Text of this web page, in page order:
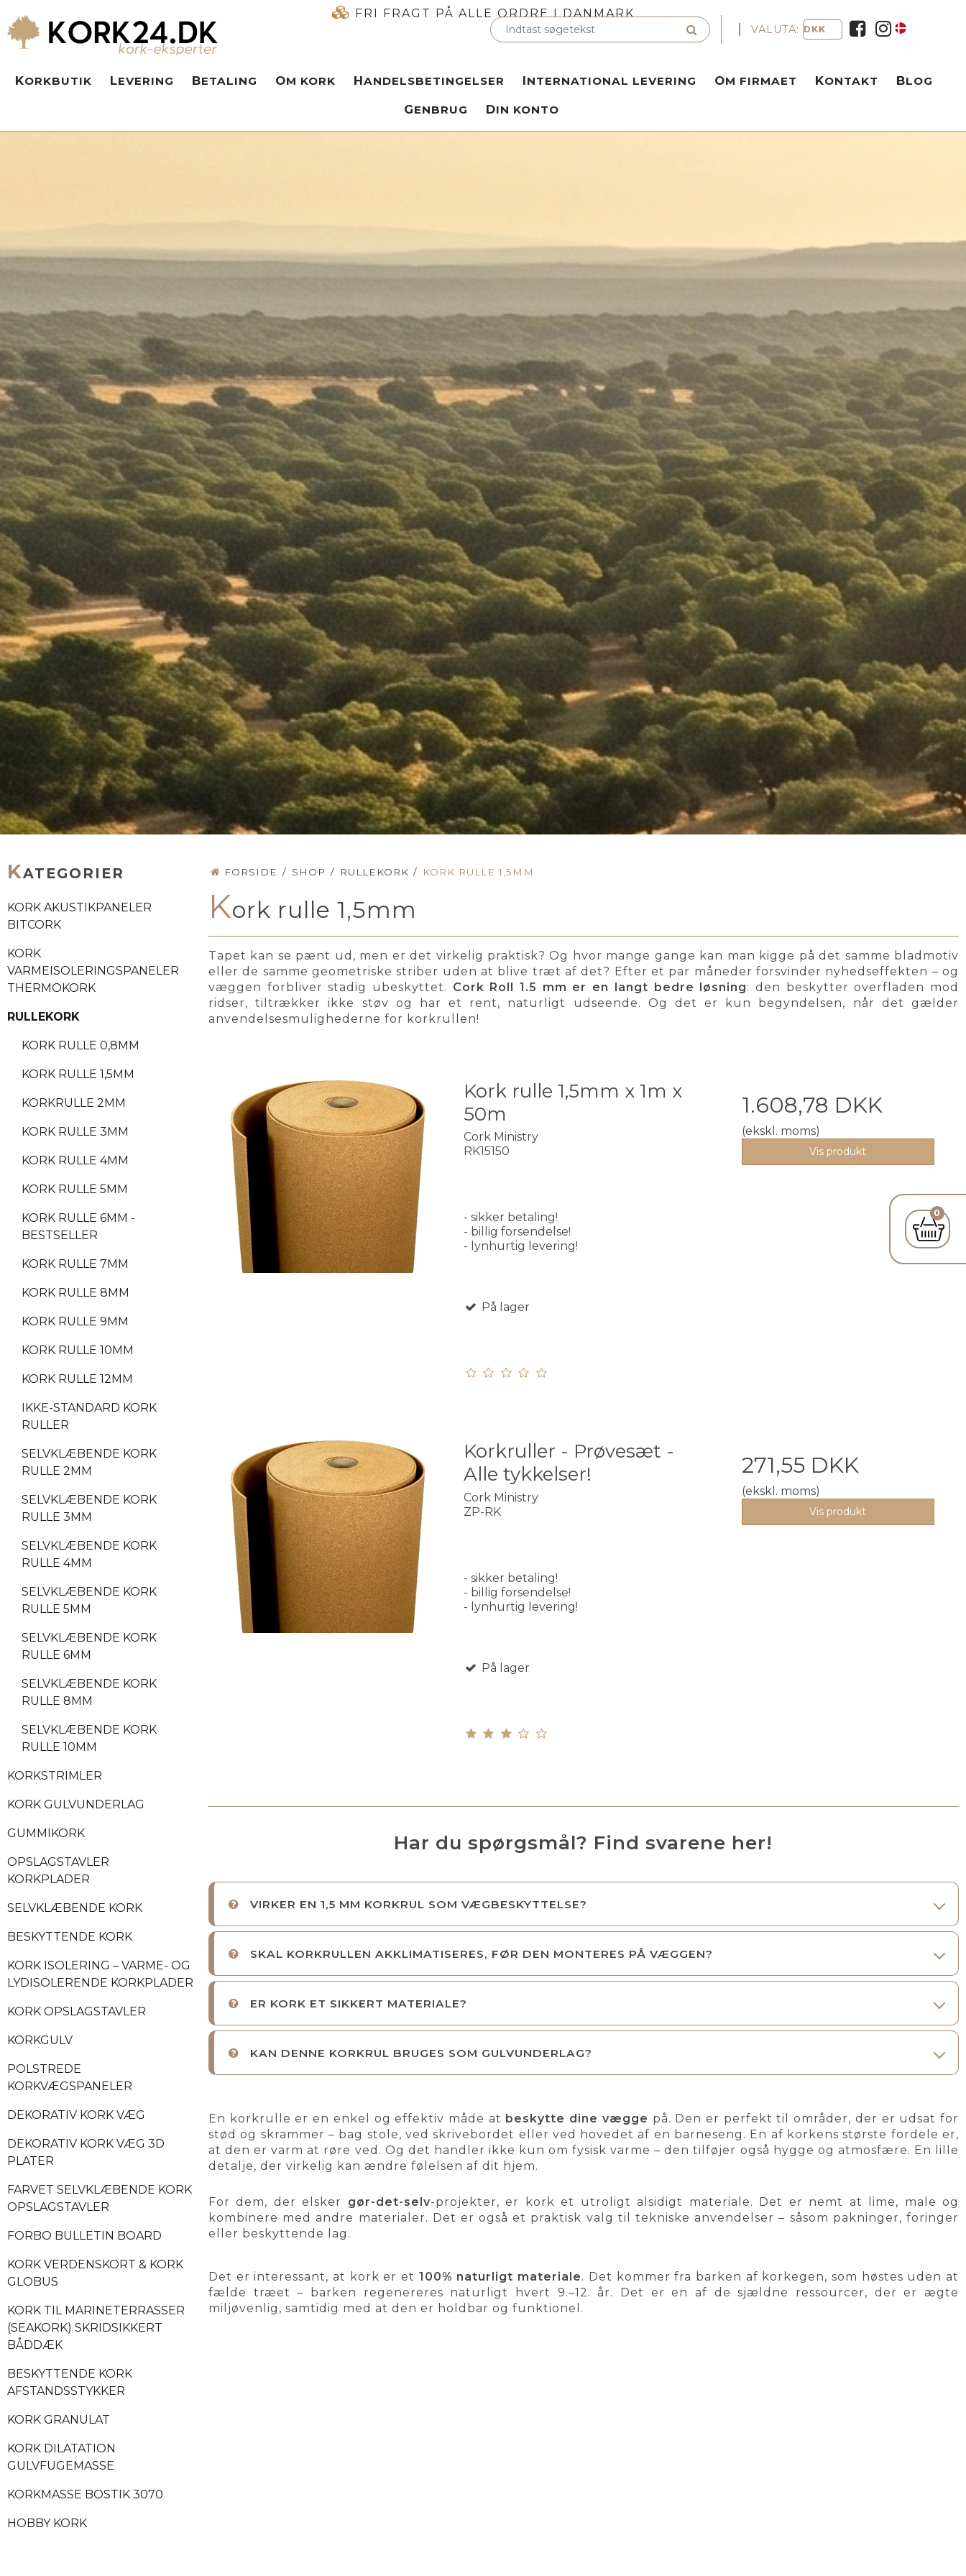
FRI FRAGT PÅ ALLE ORDRE I DANMARK
0
VALUTA:
KORKBUTIK LEVERING BETALING OM KORK HANDELSBETINGELSER INTERNATIONAL LEVERING OM FIRMAET KONTAKT BLOG
GENBRUG DIN KONTO
KATEGORIER
KORK AKUSTIKPANELER
BITCORK
KORK
VARMEISOLERINGSPANELER
THERMOKORK
RULLEKORK
KORK RULLE 0,8MM
KORK RULLE 1,5MM
KORKRULLE 2MM
KORK RULLE 3MM
KORK RULLE 4MM
KORK RULLE 5MM
KORK RULLE 6MM -
BESTSELLER
KORK RULLE 7MM
KORK RULLE 8MM
KORK RULLE 9MM
KORK RULLE 10MM
KORK RULLE 12MM
IKKE-STANDARD KORK
RULLER
SELVKLÆBENDE KORK
RULLE 2MM
SELVKLÆBENDE KORK
RULLE 3MM
SELVKLÆBENDE KORK
RULLE 4MM
SELVKLÆBENDE KORK
RULLE 5MM
SELVKLÆBENDE KORK
RULLE 6MM
SELVKLÆBENDE KORK
RULLE 8MM
SELVKLÆBENDE KORK
RULLE 10MM
KORKSTRIMLER
KORK GULVUNDERLAG
GUMMIKORK
OPSLAGSTAVLER
KORKPLADER
SELVKLÆBENDE KORK
BESKYTTENDE KORK
KORK ISOLERING – VARME- OG
LYDISOLERENDE KORKPLADER
KORK OPSLAGSTAVLER
KORKGULV
POLSTREDE
KORKVÆGSPANELER
DEKORATIV KORK VÆG
DEKORATIV KORK VÆG 3D
PLATER
FARVET SELVKLÆBENDE KORK
OPSLAGSTAVLER
FORBO BULLETIN BOARD
KORK VERDENSKORT & KORK
GLOBUS
KORK TIL MARINETERRASSER
(SEAKORK) SKRIDSIKKERT
BÅDDÆK
BESKYTTENDE KORK
AFSTANDSSTYKKER
KORK GRANULAT
KORK DILATATION
GULVFUGEMASSE
KORKMASSE BOSTIK 3070
HOBBY KORK
FORSIDE / SHOP / RULLEKORK / KORK RULLE 1,5MM
Kork rulle 1,5mm
Tapet kan se pænt ud, men er det virkelig praktisk? Og hvor mange gange kan man kigge på det samme bladmotiv
eller de samme geometriske striber uden at blive træt af det? Efter et par måneder forsvinder nyhedseffekten – og
væggen forbliver stadig ubeskyttet. Cork Roll 1.5 mm er en langt bedre løsning: den beskytter overfladen mod
ridser, tiltrækker ikke støv og har et rent, naturligt udseende. Og det er kun begyndelsen, når det gælder
anvendelsesmulighederne for korkrullen!
Kork rulle 1,5mm x 1m x
50m
Cork Ministry
RK15150
- sikker betaling!
- billig forsendelse!
- lynhurtig levering!
På lager
1.608,78 DKK
(ekskl. moms)
Vis produkt
Korkruller - Prøvesæt -
Alle tykkelser!
Cork Ministry
ZP-RK
- sikker betaling!
- billig forsendelse!
- lynhurtig levering!
På lager
271,55 DKK
(ekskl. moms)
Vis produkt
Har du spørgsmål? Find svarene her!
VIRKER EN 1,5 MM KORKRUL SOM VÆGBESKYTTELSE?
SKAL KORKRULLEN AKKLIMATISERES, FØR DEN MONTERES PÅ VÆGGEN?
ER KORK ET SIKKERT MATERIALE?
KAN DENNE KORKRUL BRUGES SOM GULVUNDERLAG?
En korkrulle er en enkel og effektiv måde at beskytte dine vægge på. Den er perfekt til områder, der er udsat for
stød og skrammer – bag stole, ved skrivebordet eller ved hovedet af en barneseng. En af korkens største fordele er,
at den er varm at røre ved. Og det handler ikke kun om fysisk varme – den tilføjer også hygge og atmosfære. En lille
detalje, der virkelig kan ændre følelsen af dit hjem.
For dem, der elsker gør-det-selv-projekter, er kork et utroligt alsidigt materiale. Det er nemt at lime, male og
kombinere med andre materialer. Det er også et praktisk valg til tekniske anvendelser – såsom pakninger, foringer
eller beskyttende lag.
Det er interessant, at kork er et 100% naturligt materiale. Det kommer fra barken af korkegen, som høstes uden at
fælde træet – barken regenereres naturligt hvert 9.–12. år. Det er en af de sjældne ressourcer, der er ægte
miljøvenlig, samtidig med at den er holdbar og funktionel.